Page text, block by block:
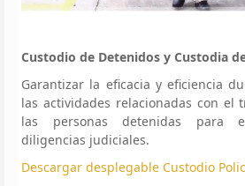
Custodio de Detenidos y Custodia
Garantizar la eficacia y eficiencia
las actividades relacionadas con el
las personas detenidas para
diligencias judiciales.
Descargar desplegable Custodio